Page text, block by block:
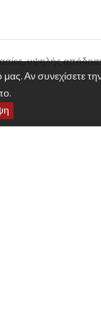
υψηλής
Rights Reserved
Αν συνεχίσετε